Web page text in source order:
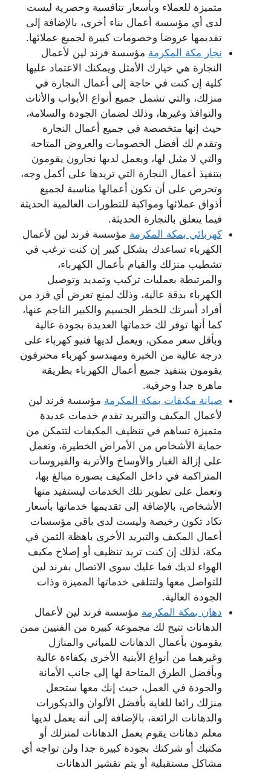
متميزة للعملاء وبأسعار تنافسية وحصرية ليست
لدى أي مؤسسة أعمال بناء أخرى، بالإضافة إلى
تقديمها عروضا وخصومات كبيرة لجميع عملائها.
نجار مكة المكرمة مؤسسة فرند لين لأعمال
النجارة هي خيارك الأمثل ويمكنك الاعتماد عليها
كلية إن كنت في حاجة إلى أعمال النجارة في
منزلك، والتي تشمل جميع أنواع الأبواب والأثاث
والنوافذ وغيرها، وذلك لضمان الجودة والسلامة،
حيث إنها متخصصة في جميع أعمال النجارة
وتقدم لك أفضل الخصومات والعروض المتاحة
والتي لا مثيل لها، ويعمل لديها نجارون يقومون
بتنفيذ أعمال النجارة التي تريدها على أكمل وجه،
وتحرص على أن تكون أعمالها مناسبة لجميع
أذواق عملائها ومواكبة للتطورات العالمية الحديثة
فيما يتعلق بالنجارة الحديثة.
كهربائي بمكة المكرمة مؤسسة فرند لين لأعمال
الكهرباء تساعدك بشكل كبير إن كنت ترغب في
تشطيب منزلك والقيام بأعمال الكهرباء،
والمرتبطة بعمليات تركيب وتمديد وتوصيل
الكهرباء بدقة عالية، وذلك لمنع تعرض أي فرد من
أفراد أسرتك للخطر الجسيم والكبير الناجم عنها،
كما أنها توفر لك خدماتها العديدة بجودة عالية
وبأقل سعر ممكن، ويعمل لديها فنيو كهرباء على
درجة عالية من الخبرة ومهندسو كهرباء محترفون
يقومون بتنفيذ جميع أعمال الكهرباء بطريقة
ماهرة جدا وحرفية.
صيانة مكيفات بمكة المكرمة مؤسسة فرند لين
لأعمال المكيف والتبريد تقدم خدمات عديدة
متميزة تساهم في تنظيف المكيفات لتتمكن من
حماية الأشخاص من الأمراض الخطيرة، وتعمل
على إزالة الغبار والأوساخ والأتربة والفيروسات
المتراكمة في داخل المكيف بصورة مبالغ بها،
وتعمل على تطوير تلك الخدمات ليستفيد منها
الأشخاص، بالإضافة إلى تقديمها خدماتها بأسعار
تكاد تكون رخيصة وليست لدى باقي مؤسسات
أعمال المكيف والتبريد الأخرى باهظة الثمن في
مكة، لذلك إن كنت تريد تنظيف أو إصلاح مكيف
الهواء لديك فما عليك سوى الاتصال بفرند لين
للتواصل معها ولتتلقى خدماتها المميزة وذات
الجودة العالية.
دهان بمكة المكرمة مؤسسة فرند لين لأعمال
الدهانات تتيح لك مجموعة كبيرة من الفنيين ممن
يقومون بأعمال الدهانات للمباني والمنازل
وغيرهما من أنواع الأبنية الأخرى بكفاءة عالية
وبأفضل الطرق المتاحة لها إلى جانب الأمانة
والجودة في العمل، حيث إنك معها ستجعل
منزلك رائعا للغاية بأفضل الألوان والديكورات
والدهانات الرائعة، بالإضافة إلى أنه يعمل لديها
معلم دهانات يقوم بعمل الدهانات لمنزلك أو
مكتبك أو شركتك بجودة كبيرة جدا ولن تواجه أي
مشاكل مستقبلية أو يتم تقشير الدهانات